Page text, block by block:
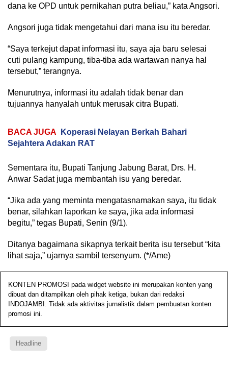
dana ke OPD untuk pernikahan putra beliau,” kata Angsori.
Angsori juga tidak mengetahui dari mana isu itu beredar.
“Saya terkejut dapat informasi itu, saya aja baru selesai
cuti pulang kampung, tiba-tiba ada wartawan nanya hal
tersebut,” terangnya.
Menurutnya, informasi itu adalah tidak benar dan
tujuannya hanyalah untuk merusak citra Bupati.
BACA JUGA
Koperasi Nelayan Berkah Bahari
Sejahtera Adakan RAT
Sementara itu, Bupati Tanjung Jabung Barat, Drs. H.
Anwar Sadat juga membantah isu yang beredar.
“Jika ada yang meminta mengatasnamakan saya, itu tidak
benar, silahkan laporkan ke saya, jika ada informasi
begitu,” tegas Bupati, Senin (9/1).
Ditanya bagaimana sikapnya terkait berita isu tersebut “kita
lihat saja,” ujarnya sambil tersenyum. (*/Ame)
KONTEN PROMOSI pada widget website ini merupakan konten yang
dibuat dan ditampilkan oleh pihak ketiga, bukan dari redaksi
INDOJAMBI. Tidak ada aktivitas jurnalistik dalam pembuatan konten
promosi ini.
Headline